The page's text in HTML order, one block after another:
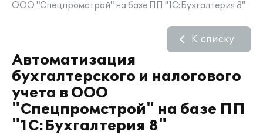
ООО "Спецпромстрой" на базе ПП "1С:Бухгалтерия 8"
Автоматизация
бухгалтерского и налогового
учета в ООО
"Спецпромстрой" на базе ПП
"1С:Бухгалтерия 8"
К списку